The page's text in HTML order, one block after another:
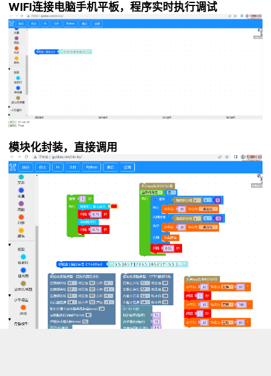
WIFI连接电脑手机平板，程序实时执行调试
模块化封装，直接调用